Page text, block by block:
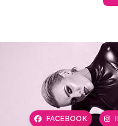
FACEBOOK